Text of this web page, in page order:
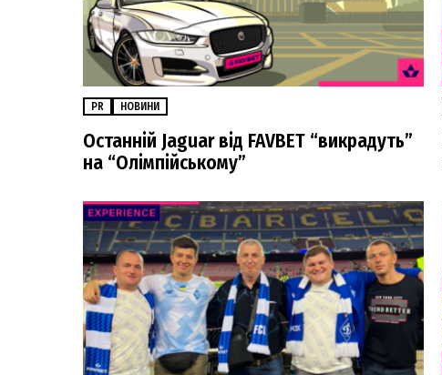
PR НОВИНИ
Останній Jaguar від FAVBET “викрадуть”
на “Олімпійському”